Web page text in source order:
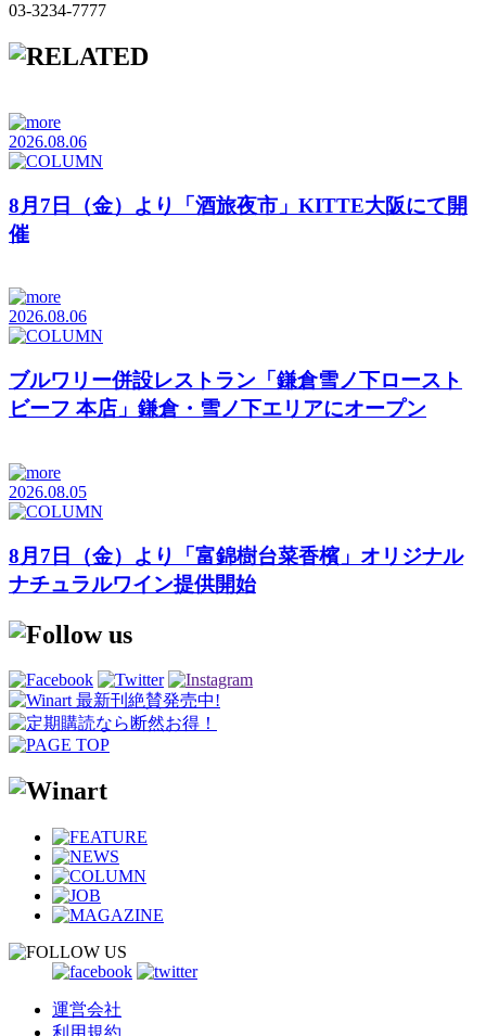
03-3234-7777
2026.08.06
8月7日（金）より「酒旅夜市」KITTE大阪にて開
催
2026.08.06
ブルワリー併設レストラン「鎌倉雪ノ下ロースト
ビーフ 本店」鎌倉・雪ノ下エリアにオープン
2026.08.05
8月7日（金）より「富錦樹台菜香檳」オリジナル
ナチュラルワイン提供開始
運営会社